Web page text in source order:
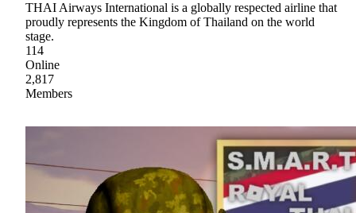
THAI Airways International is a globally respected airline that
proudly represents the Kingdom of Thailand on the world
stage.
114
Online
2,817
Members